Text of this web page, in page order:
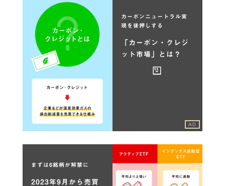
カーボンニュートラル実
現を後押しする
「カーボン・クレジ
ット市場」とは？
AD
まずは6銘柄が解禁に
2023年9月から売買